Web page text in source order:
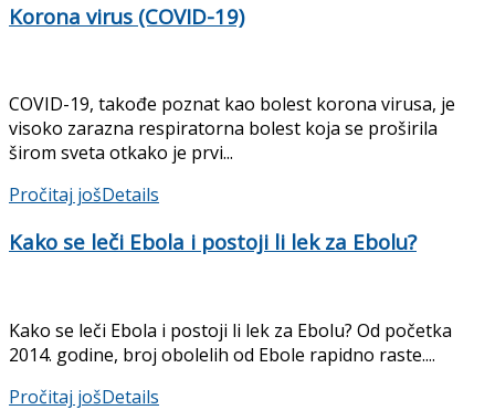
Korona virus (COVID-19)
COVID-19, takođe poznat kao bolest korona virusa, je
visoko zarazna respiratorna bolest koja se proširila
širom sveta otkako je prvi...
Pročitaj jošDetails
Kako se leči Ebola i postoji li lek za Ebolu?
Kako se leči Ebola i postoji li lek za Ebolu? Od početka
2014. godine, broj obolelih od Ebole rapidno raste....
Pročitaj jošDetails